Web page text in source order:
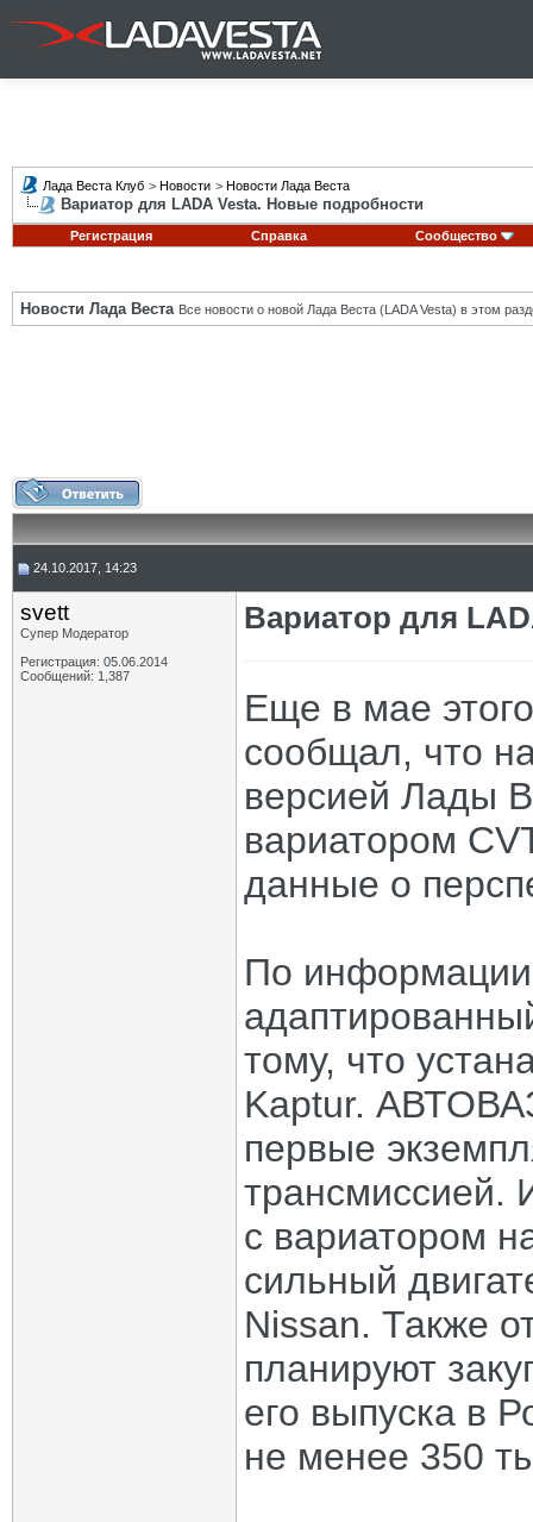
Лада Веста Клуб > Новости > Новости Лада Веста
Вариатор для LADA Vesta. Новые подробности
Регистрация Справка Сообщество
Новости Лада Веста Все новости о новой Лада Веста (LADA Vesta) в этом
24.10.2017, 14:23
svett
Супер Модератор
Регистрация: 05.06.2014
Сообщений: 1,387
Вариатор для
Еще в мае
сообщал, что
версией Лады
вариатором
данные о
По информации
тому, что
Kaptur.
первые
трансмиссией.
с вариатором
сильный
Nissan. Также
планируют
его выпуска в
не менее 350